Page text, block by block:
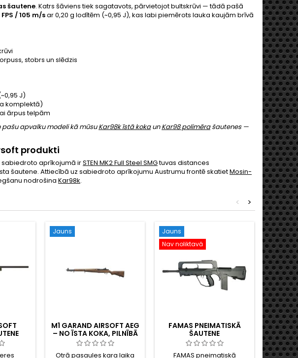
šautene. Katrs šāviens tiek sagatavots, pārvietojot bultskrūvi — tādā pašā
/ 105 m/sar 0,20 g lodītēm (~0,95 J), kas labi piemērots lauka kaujām brīvā
stobrs un slēdzis
J)
komplektā)
ārpus telpām
apvalku modeli kā mūsuKar98k īstā kokaunKar98 polimērašautenes —
produkti
sabiedroto aprīkojumā irSTEN MK2 Full Steel SMGtuvas distances
šautene. Attiecībā uz sabiedroto aprīkojumu Austrumu frontē skatietMosin-
nodrošina Kar98k.
>
<
Jauns
M1 GARAND AIRSOFT AEG
– NO ĪSTA KOKA, PILNĪBĀ
NO METĀLA, OTRĀ
PASAULES KARA
Otrā pasaules kara laika
Jauns
Nav noliktavā
FAMAS PNEIMATISKĀ
ŠAUTENE
FAMAS pneimatiskā
Jauns
Nav